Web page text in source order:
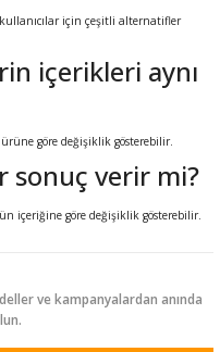
için çeşitli alternatifler
içerikleri aynı
göre değişiklik gösterebilir.
sonuç verir mi?
içeriğine göre değişiklik gösterebilir.
ve kampanyalardan anında